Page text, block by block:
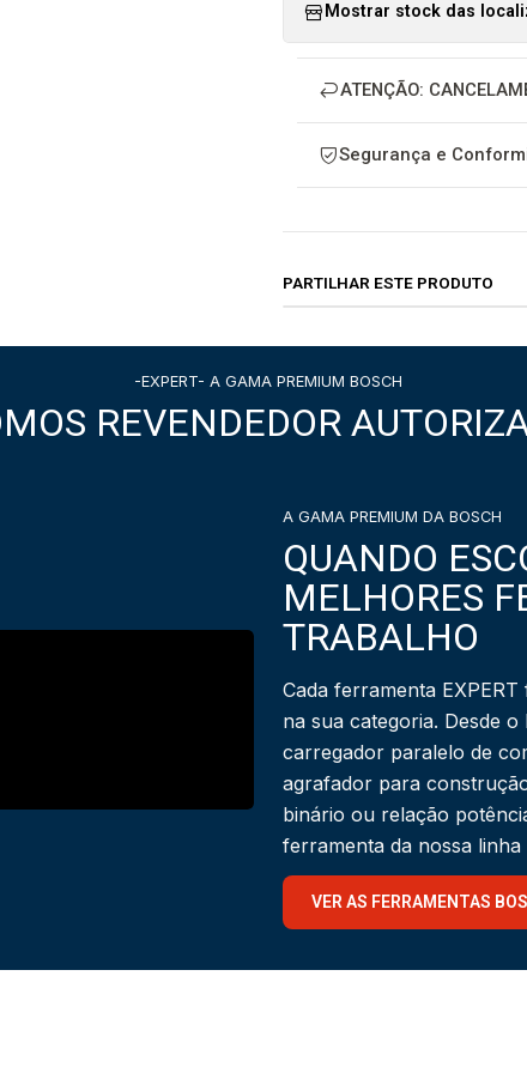
Mostrar stock das
ATENÇÃO:
Segurança e
PARTILHAR ESTE PRODUTO
-EXPERT- A GAMA PREMIUM BOSCH
REVENDEDOR
A GAMA PREMIUM DA BOSCH
QUANDO
MELHORES
TRABALHO
Cada ferramenta
na sua categoria. Desde
carregador paralelo de
agrafador para
binário ou relação
ferramenta da nossa linha
VER AS FERRAMENTAS